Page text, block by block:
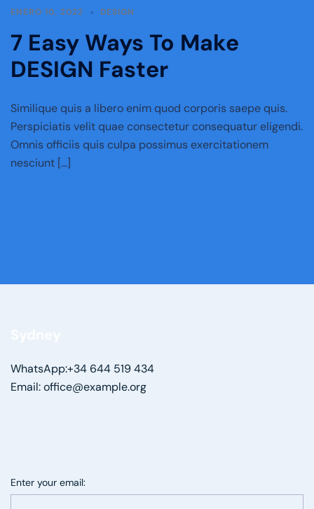
ENERO 10, 2022 DESIGN
7 Easy Ways To Make
DESIGN Faster
Similique quis a libero enim quod corporis saepe quis.
Perspiciatis velit quae consectetur consequatur eligendi.
Omnis officiis quis culpa possimus exercitationem
nesciunt […]
WhatsApp:+34 644 519 434
Email: office@example.org
Enter your email: